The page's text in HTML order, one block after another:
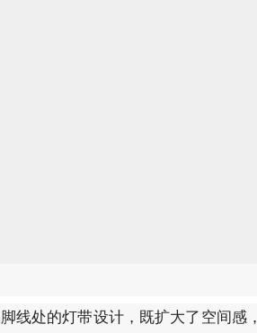
线处的灯带设计，既扩大了空间感，